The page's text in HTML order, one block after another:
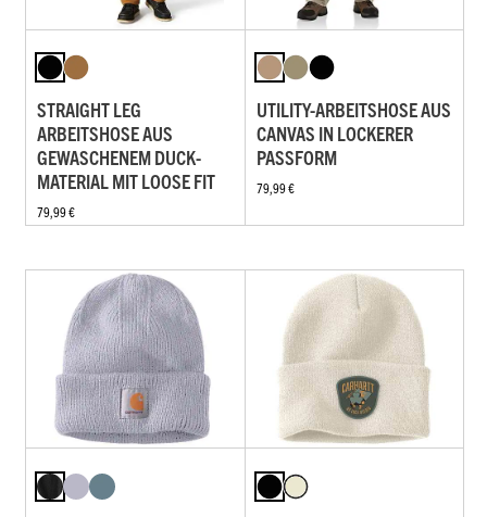
STRAIGHT LEG
ARBEITSHOSE AUS
GEWASCHENEM DUCK-
MATERIAL MIT LOOSE FIT
79,99 €
UTILITY-ARBEITSHOSE AUS
CANVAS IN LOCKERER
PASSFORM
79,99 €